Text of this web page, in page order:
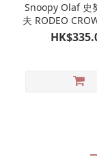
Snoopy Olaf 史
夫 RODEO
拼布化妝袋 收納
色）